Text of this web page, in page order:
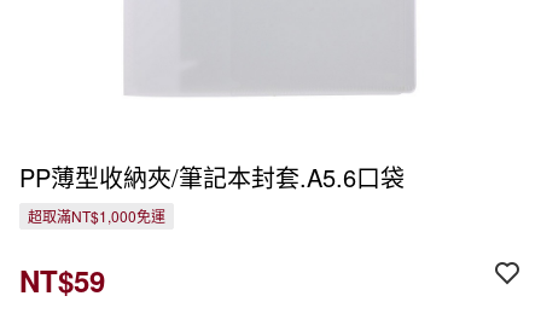
PP薄型收納夾/筆記本封套.A5.6口袋
超取滿NT$1,000免運
NT$59